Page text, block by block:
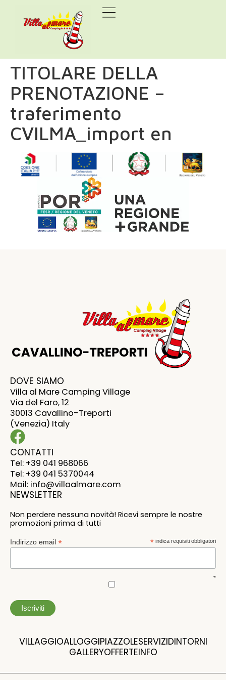
TITOLARE DELLA
PRENOTAZIONE –
traferimento
CVILMA_import en
DOVE SIAMO
Villa al Mare Camping Village
Via del Faro, 12
30013 Cavallino-Treporti
(Venezia) Italy
CONTATTI
Tel: +39 041 968066
Tel: +39 041 5370044
Mail: info@villaalmare.com
NEWSLETTER
Non perdere nessuna novità! Ricevi sempre le nostre
promozioni prima di tutti
* indica requisiti obbligatori
Indirizzo email *
*
VILLAGGIOALLOGGIPIAZZOLESERVIZIDINTORNI
GALLERYOFFERTEINFO